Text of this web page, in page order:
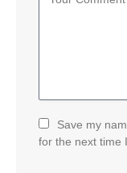
Save my
for the next time